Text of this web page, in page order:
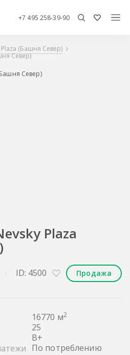
+7 495 258-39-90
Plaza (Башня Север)
Север)
Plaza
ID: 4500 Продажа
16770 м2
25
B+
По потреблению